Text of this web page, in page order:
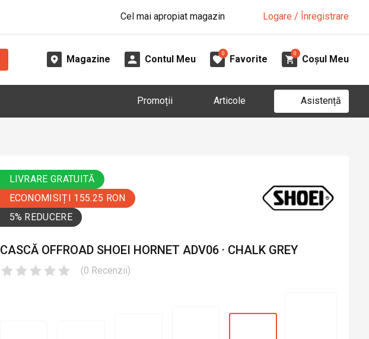
Cel mai apropiat magazin Logare / Înregistrare
Magazine Contul Meu
0
Favorite
0
Coșul Meu
Promoții Articole Asistență
LIVRARE GRATUITĂ
ECONOMISIȚI 155.25 RON
5% REDUCERE
CASCĂ OFFROAD SHOEI HORNET ADV06 · CHALK GREY
(0 Recenzii)